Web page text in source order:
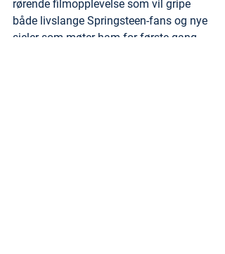
rørende filmopplevelse som vil gripe
både livslange Springsteen-fans og nye
sjeler som møter ham for første gang.